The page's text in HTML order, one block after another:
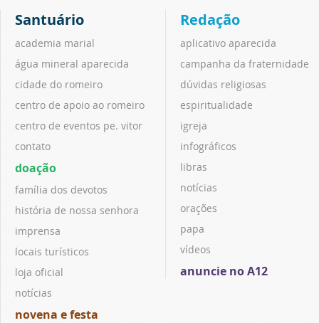
Santuário
academia marial
água mineral aparecida
cidade do romeiro
centro de apoio ao romeiro
centro de eventos pe. vitor
contato
doação
família dos devotos
história de nossa senhora
imprensa
locais turísticos
loja oficial
notícias
novena e festa
Redação
aplicativo aparecida
campanha da fraternidade
dúvidas religiosas
espiritualidade
igreja
infográficos
libras
notícias
orações
papa
vídeos
anuncie no A12